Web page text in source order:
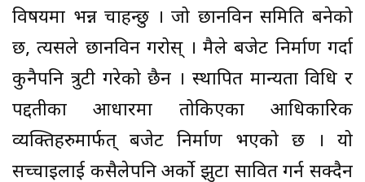
विषयमा भन्न चाहन्छु । जो छानविन समिति बनेको
छ, त्यसले छानविन गरोस् । मैले बजेट निर्माण गर्दा
कुनैपनि त्रुटी गरेको छैन । स्थापित मान्यता विधि र
पद्दतीका आधारमा तोकिएका आधिकारिक
व्यक्तिहरुमार्फत् बजेट निर्माण भएको छ । यो
सच्चाइलाई कसैलेपनि अर्को झुटा सावित गर्न सक्दैन